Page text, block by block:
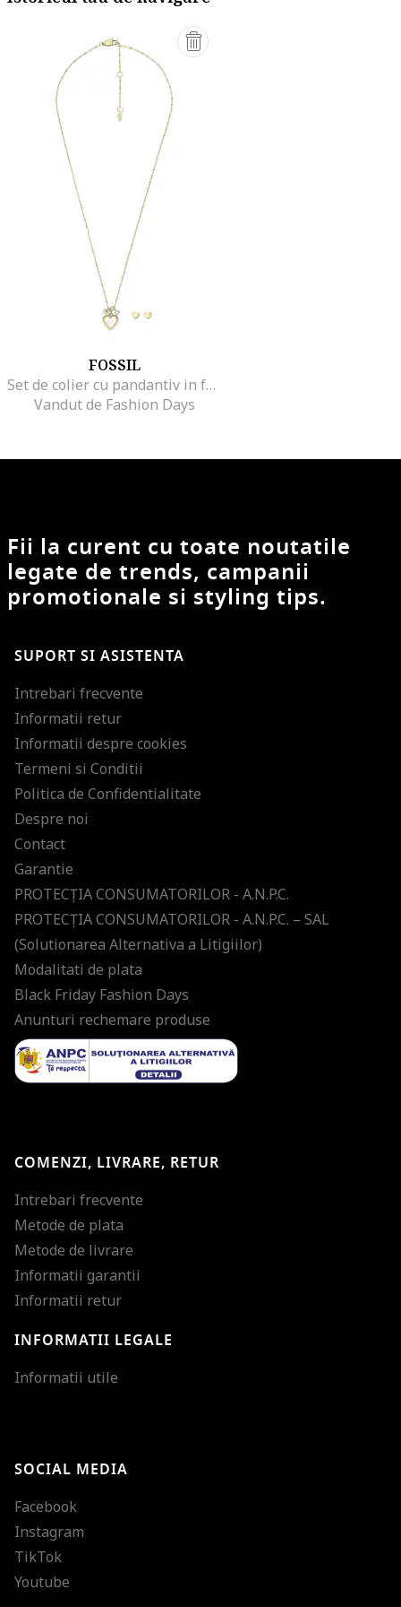
FOSSIL
Set de colier cu pandantiv in forma de inima si cercei
Vandut de Fashion Days
Fii la curent cu toate noutatile
legate de trends, campanii
promotionale si styling tips.
SUPORT SI ASISTENTA
Intrebari frecvente
Informatii retur
Informatii despre cookies
Termeni si Conditii
Politica de Confidentialitate
Despre noi
Contact
Garantie
PROTECŢIA CONSUMATORILOR - A.N.P.C.
PROTECŢIA CONSUMATORILOR - A.N.P.C. – SAL
(Solutionarea Alternativa a Litigiilor)
Modalitati de plata
Black Friday Fashion Days
Anunturi rechemare produse
COMENZI, LIVRARE, RETUR
Intrebari frecvente
Metode de plata
Metode de livrare
Informatii garantii
Informatii retur
INFORMATII LEGALE
Informatii utile
SOCIAL MEDIA
Facebook
Instagram
TikTok
Youtube